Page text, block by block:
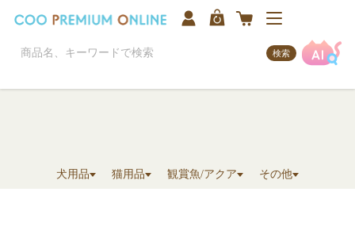
検索
犬用品 猫用品 観賞魚/アクア その他